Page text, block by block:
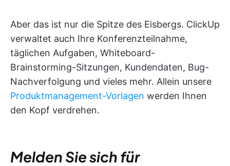
Aber das ist nur die Spitze des Eisbergs. ClickUp
verwaltet auch Ihre Konferenzteilnahme,
täglichen Aufgaben, Whiteboard-
Brainstorming-Sitzungen, Kundendaten, Bug-
Nachverfolgung und vieles mehr. Allein unsere
Produktmanagement-Vorlagen werden Ihnen
den Kopf verdrehen.
Melden Sie sich für